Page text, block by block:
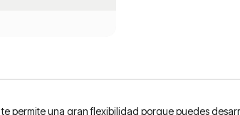
permite una gran flexibilidad porque puedes